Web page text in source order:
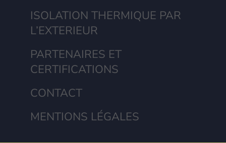
ISOLATION THERMIQUE PAR
L’EXTERIEUR
PARTENAIRES ET
CERTIFICATIONS
CONTACT
MENTIONS LÉGALES